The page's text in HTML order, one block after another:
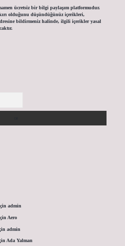
ücretsiz bir bilgi paylaşım platformudur.
olduğunu düşündüğünüz içerikleri,
bildirmeniz halinde, ilgili içerikler yasal
admin
Aero
admin
Ada Yalman